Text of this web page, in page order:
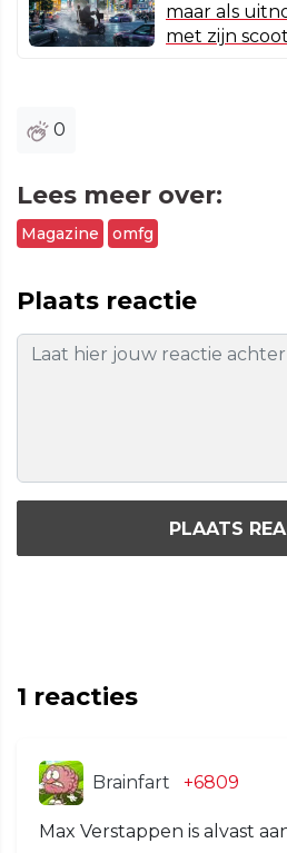
maar als
met zijn
0
Lees meer over:
Magazine omfg
Plaats reactie
PLAATS
1 reacties
Brainfart +6809
Max Verstappen is alvast